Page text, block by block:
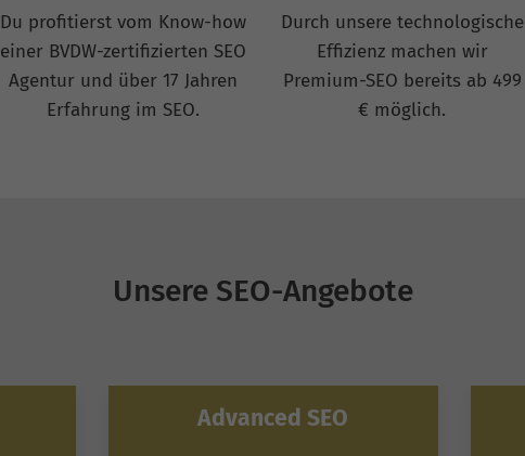
Du profitierst vom Know-how
einer BVDW-zertifizierten SEO
Agentur und über 17 Jahren
Erfahrung im SEO.
Durch unsere technologische
Effizienz machen wir
Premium-SEO bereits ab 499
€ möglich.
Unsere SEO-Angebote
Advanced SEO